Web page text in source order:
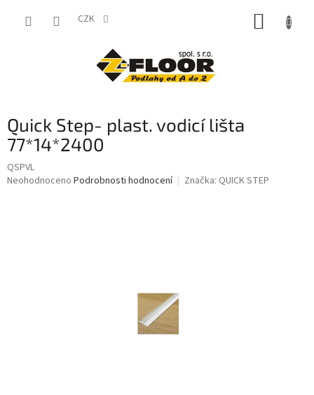
CZK
Quick Step- plast. vodicí lišta
77*14*2400
QSPVL
Průměrné
Neohodnoceno Podrobnosti hodnocení Značka: QUICK STEP